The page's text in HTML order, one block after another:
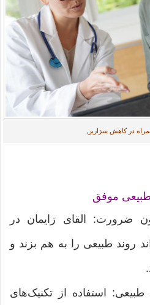
در کاهش سزارین
طبیعی موفق
ضرورت: القای زایمان در
روند طبیعی را به هم بزند و
استفاده از تکنیک‌های